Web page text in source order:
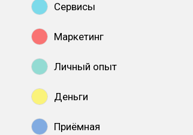
Сервисы
Маркетинг
Личный опыт
Деньги
Приёмная